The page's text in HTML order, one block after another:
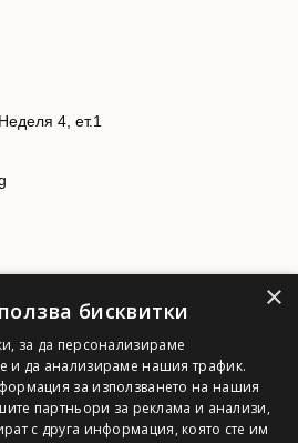
4, ет.1
права запазени
×
бисквитки
за да персонализираме
и да анализираме нашия трафик.
за използването на нашия
партньори за реклама и анализи,
с друга информация, която сте им